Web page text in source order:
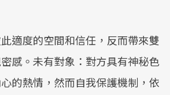
適度的空間和信任，反而帶來雙
感。未有對象：對方具有神秘色
的熱情，然而自我保護機制，依